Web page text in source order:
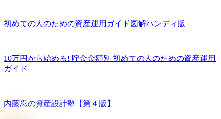
初めての人のための資産運用ガイド図解ハンディ版
10万円から始める! 貯金金額別 初めての人のための資産運用
ガイド
内藤忍の資産設計塾【第４版】